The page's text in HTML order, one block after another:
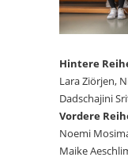
Hintere
Lara Ziörjen,
Dadschajini
Vordere
Noemi
Maike